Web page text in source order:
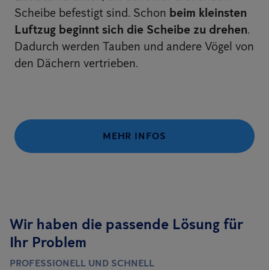
Scheibe befestigt sind. Schon beim kleinsten
Luftzug beginnt sich die Scheibe zu drehen.
Dadurch werden Tauben und andere Vögel von
den Dächern vertrieben.
MEHR INFOS
Wir haben die passende Lösung für
Ihr Problem
PROFESSIONELL UND SCHNELL